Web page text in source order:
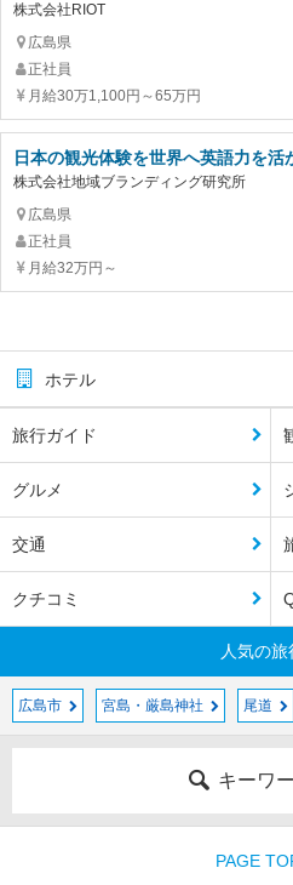
株式会社RIOT
広島県
正社員
月給30万1,100円～65万円
日本の観光体験を世界へ英語力を
株式会社地域ブランディング研究所
広島県
正社員
月給32万円～
ホテル
旅行ガイド
グルメ
交通
クチコミ
人気の旅
広島市 宮島・厳島神社 尾道
キーワ
PAGE